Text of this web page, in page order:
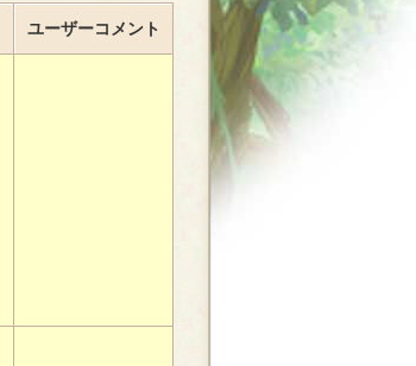
ユーザーコメント